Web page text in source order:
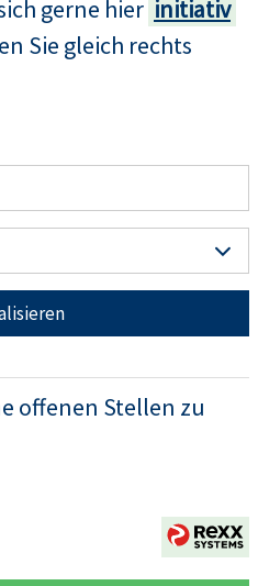
gerne hier initiativ
Sie gleich rechts
offenen Stellen zu